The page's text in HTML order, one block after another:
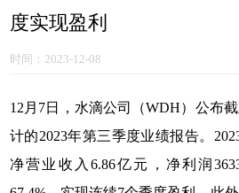
度实现盈利
时间：2023-12-08
12月7日，水滴公司（WDH）公布
计的2023年第三季度业绩报告。
净营业收入6.86亿元，净利润